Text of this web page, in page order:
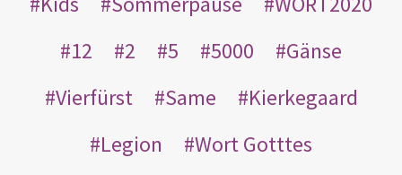
12
2 5 5000
Gänse
Vierfürst
Same
Kierkegaard
Legion
Wort Gotttes